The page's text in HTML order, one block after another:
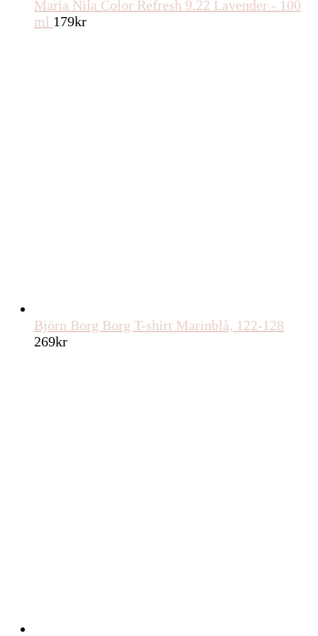
Maria Nila Color Refresh 9.22 Lavender - 100
ml 179kr
Björn Borg Borg T-shirt Marinblå, 122-128
269kr